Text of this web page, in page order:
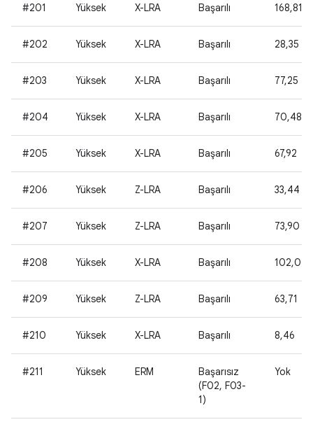
#201 Yüksek X-LRA Başarılı 168,81
#202 Yüksek X-LRA Başarılı 28,35
#203 Yüksek X-LRA Başarılı 77,25
#204 Yüksek X-LRA Başarılı 70,48
#205 Yüksek X-LRA Başarılı 67,92
#206 Yüksek Z-LRA Başarılı 33,44
#207 Yüksek Z-LRA Başarılı 73,90
#208 Yüksek X-LRA Başarılı 102,02
#209 Yüksek Z-LRA Başarılı 63,71
#210 Yüksek X-LRA Başarılı 8,46
#211 Yüksek ERM
Başarısız
(F02, F03-
1)
Yok